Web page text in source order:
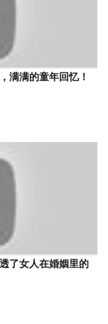
满满的童年回忆！
了女人在婚姻里的